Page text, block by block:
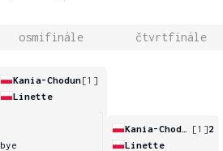
osmifinále čtvrtfinále
Kania-Chodun[1]
Linette
bye
[1]2
Linette